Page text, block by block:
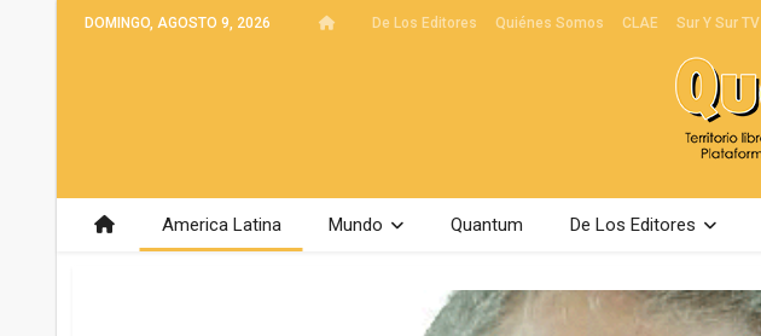
DOMINGO, AGOSTO 9, 2026 De Los Editores Quiénes Somos CLAE Sur Y Sur TV
America Latina Mundo Quantum De Los Editores